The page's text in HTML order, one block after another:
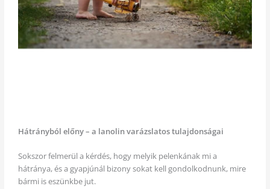
Hátrányból előny – a lanolin varázslatos tulajdonságai
Sokszor felmerül a kérdés, hogy melyik pelenkának mi a
hátránya, és a gyapjúnál bizony sokat kell gondolkodnunk, mire
bármi is eszünkbe jut.